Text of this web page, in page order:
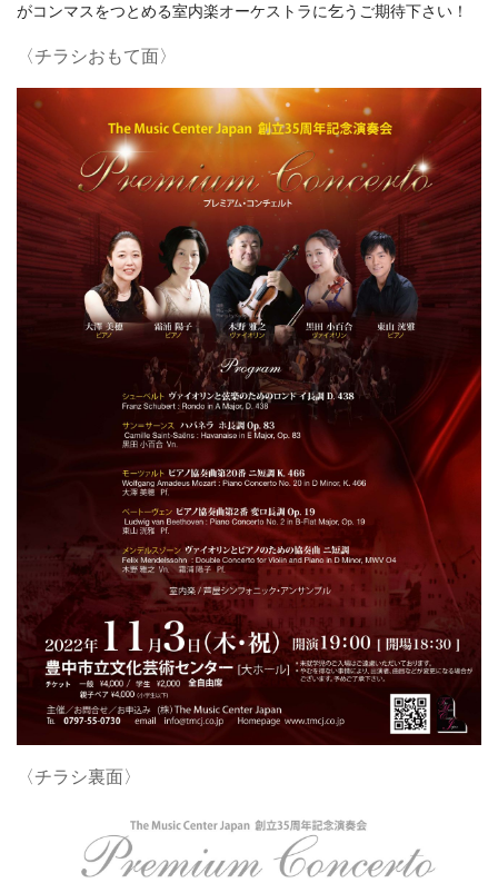
がコンマスをつとめる室内楽オーケストラに乞うご期待下さい！
〈チラシおもて面〉
〈チラシ裏面〉